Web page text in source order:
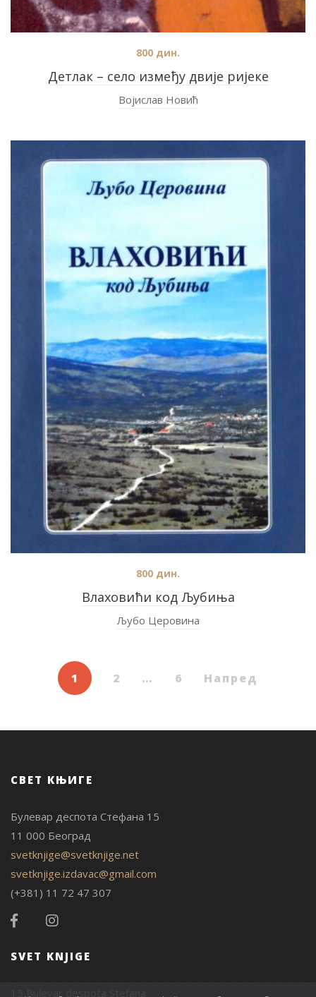
Детлак – село између двије ријеке
800 дин.
Војислав Новић
Влаховићи код Љубиња
800 дин.
Љубо Церовина
1 2 … 6 Напред
СВЕТ КЊИГЕ
Булевар деспота Стефана 15
11 000 Београд
svetknjige@svetknjige.net
svetknjige.izdavac@gmail.com
(+381) 11 72 47 307
SVET KNJIGE
15 Bulevar despota Stefana